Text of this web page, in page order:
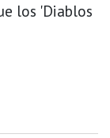
los 'Diablos